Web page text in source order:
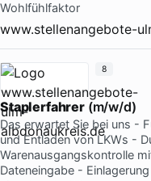
Wohlfühlfaktor
www.stellenangebote-
Staplerfahrer(m/w/d)
Das erwartet Sie bei uns -
und Entladen von LKWs -
Warenausgangskontrolle
Dateneingabe -
8